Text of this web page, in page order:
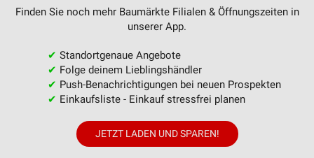
Finden Sie noch mehr Baumärkte Filialen & Öffnungszeiten in
unserer App.
✔ Standortgenaue Angebote
✔ Folge deinem Lieblingshändler
✔ Push-Benachrichtigungen bei neuen Prospekten
✔ Einkaufsliste - Einkauf stressfrei planen
JETZT LADEN UND SPAREN!